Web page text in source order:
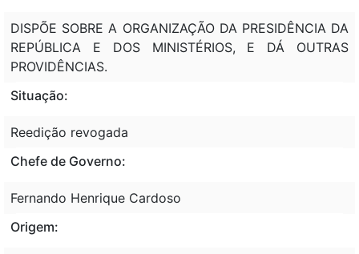
DISPÕE SOBRE A ORGANIZAÇÃO DA PRESIDÊNCIA DA
REPÚBLICA E DOS MINISTÉRIOS, E DÁ OUTRAS
PROVIDÊNCIAS.
Situação:
Reedição revogada
Chefe de Governo:
Fernando Henrique Cardoso
Origem: